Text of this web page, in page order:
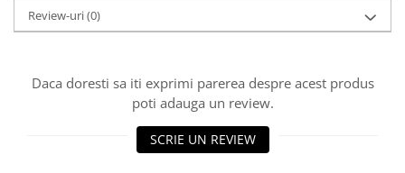
Review-uri(0)
Daca doresti sa iti exprimi parerea despre acest produs
poti adauga un review.
SCRIE UN REVIEW